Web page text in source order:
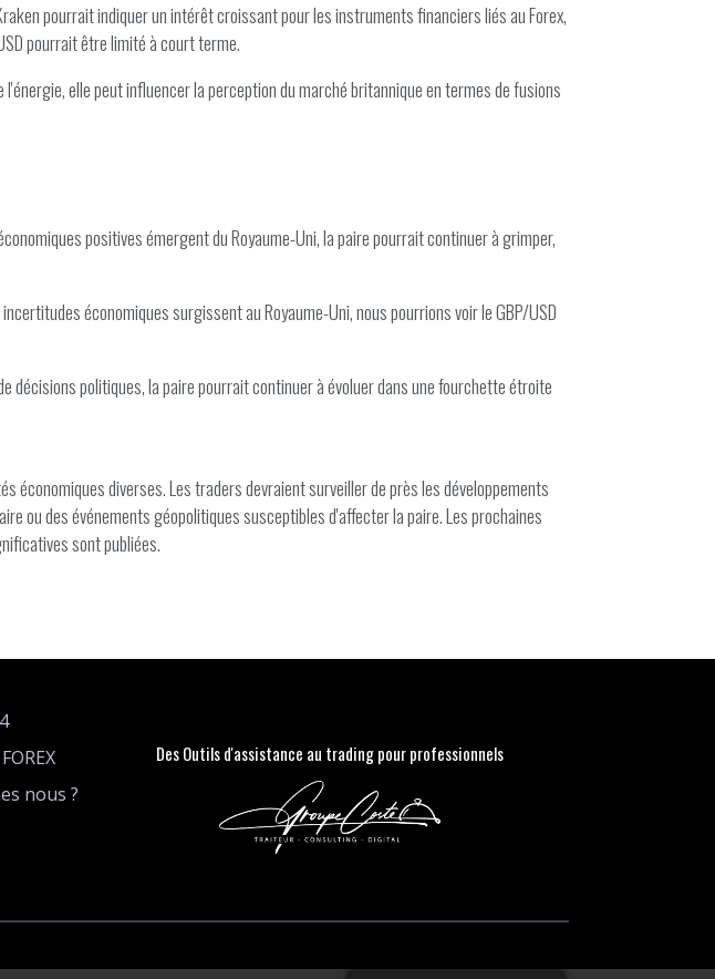
pourrait indiquer un intérêt croissant pour les instruments financiers liés au Forex,
pourrait être limité à court terme.
elle peut influencer la perception du marché britannique en termes de fusions
positives émergent du Royaume-Uni, la paire pourrait continuer à grimper,
économiques surgissent au Royaume-Uni, nous pourrions voir le GBP/USD
politiques, la paire pourrait continuer à évoluer dans une fourchette étroite
économiques diverses. Les traders devraient surveiller de près les développements
ou des événements géopolitiques susceptibles d'affecter la paire. Les prochaines
sont publiées.
nous ?
Des Outils d'assistance au trading pour professionnels